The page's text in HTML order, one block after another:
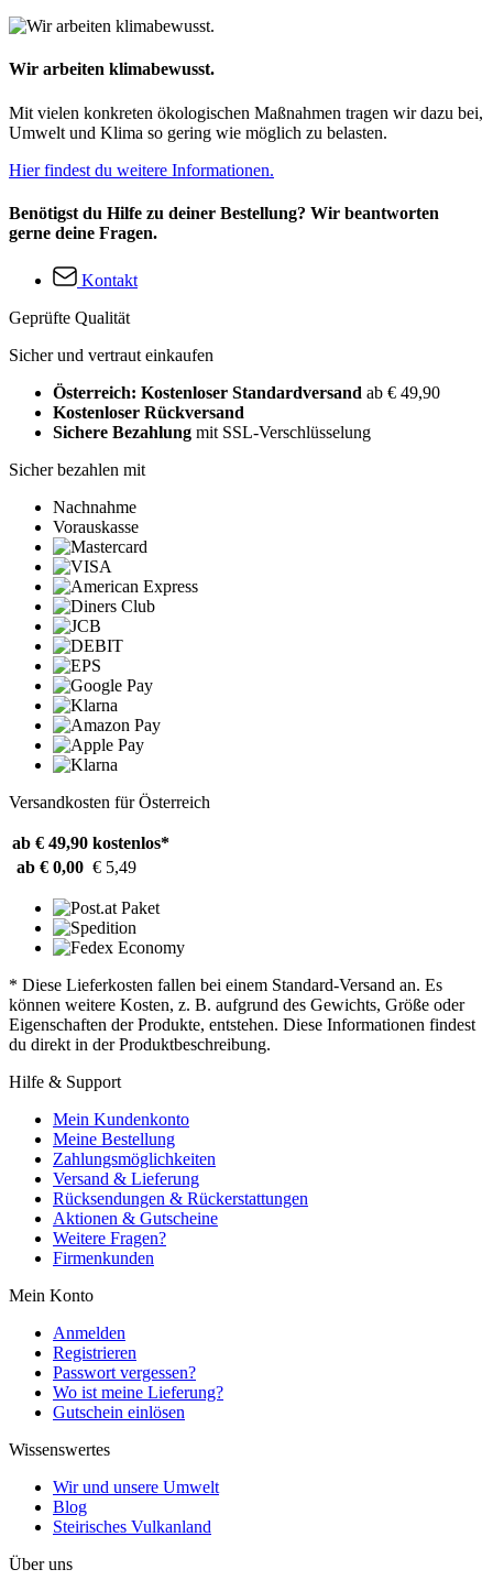
Wir arbeiten klimabewusst.
Mit vielen konkreten ökologischen Maßnahmen tragen wir dazu bei,
Umwelt und Klima so gering wie möglich zu belasten.
Hier findest du weitere Informationen.
Benötigst du Hilfe zu deiner Bestellung? Wir beantworten
gerne deine Fragen.
Kontakt
Geprüfte Qualität
Sicher und vertraut einkaufen
Österreich: Kostenloser Standardversand ab € 49,90
Kostenloser Rückversand
Sichere Bezahlung mit SSL-Verschlüsselung
Sicher bezahlen mit
Nachnahme
Vorauskasse
Versandkosten für Österreich
ab € 49,90 kostenlos*
ab € 0,00 € 5,49
* Diese Lieferkosten fallen bei einem Standard-Versand an. Es
können weitere Kosten, z. B. aufgrund des Gewichts, Größe oder
Eigenschaften der Produkte, entstehen. Diese Informationen findest
du direkt in der Produktbeschreibung.
Hilfe & Support
Mein Kundenkonto
Meine Bestellung
Zahlungsmöglichkeiten
Versand & Lieferung
Rücksendungen & Rückerstattungen
Aktionen & Gutscheine
Weitere Fragen?
Firmenkunden
Mein Konto
Anmelden
Registrieren
Passwort vergessen?
Wo ist meine Lieferung?
Gutschein einlösen
Wissenswertes
Wir und unsere Umwelt
Blog
Steirisches Vulkanland
Über uns